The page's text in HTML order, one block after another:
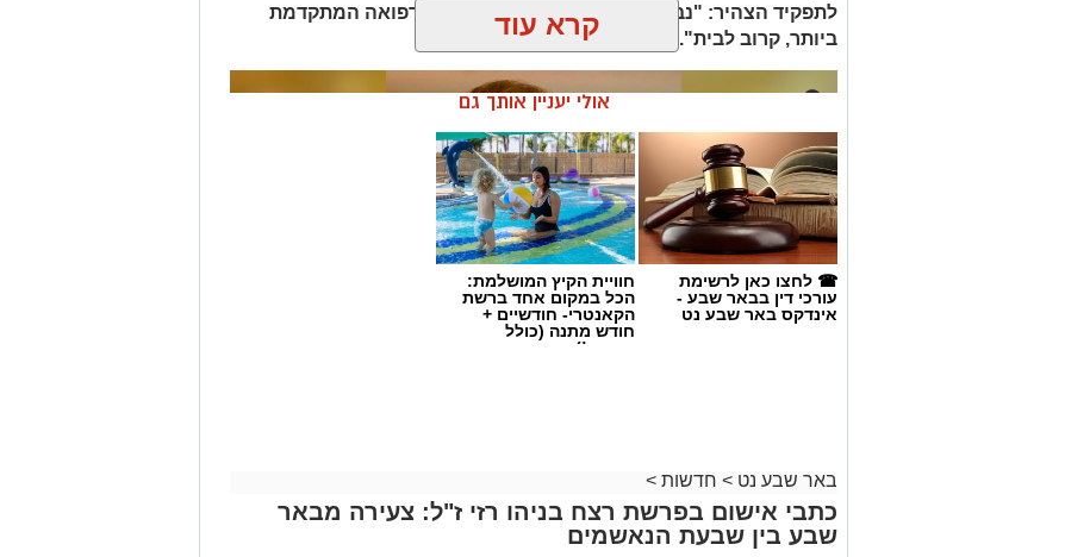
לתפקיד הצהיר: "נבטיח שכל ילד וילדה בנגב יזכו לרפואה המתקדמת
ביותר, קרוב לבית".
קרא עוד
אולי יעניין אותך גם
☎ לחצו כאן לרשימת
עורכי דין בבאר שבע -
אינדקס באר שבע נט
חוויית הקיץ המושלמת:
הכל במקום אחד ברשת
הקאנטרי- חודשיים +
חודש מתנה (כולל
החגים!)
באר שבע נט > חדשות >
כתבי אישום בפרשת רצח בניהו רזי ז"ל: צעירה מבאר
שבע בין שבעת הנאשמים